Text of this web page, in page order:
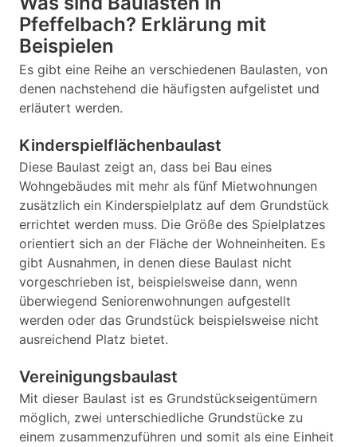
Pfeffelbach? Erklärung mit
Beispielen
Es gibt eine Reihe an verschiedenen Baulasten, von
denen nachstehend die häufigsten aufgelistet und
erläutert werden.
Kinderspielflächenbaulast
Diese Baulast zeigt an, dass bei Bau eines
Wohngebäudes mit mehr als fünf Mietwohnungen
zusätzlich ein Kinderspielplatz auf dem Grundstück
errichtet werden muss. Die Größe des Spielplatzes
orientiert sich an der Fläche der Wohneinheiten. Es
gibt Ausnahmen, in denen diese Baulast nicht
vorgeschrieben ist, beispielsweise dann, wenn
überwiegend Seniorenwohnungen aufgestellt
werden oder das Grundstück beispielsweise nicht
ausreichend Platz bietet.
Vereinigungsbaulast
Mit dieser Baulast ist es Grundstückseigentümern
möglich, zwei unterschiedliche Grundstücke zu
einem zusammenzuführen und somit als eine Einheit